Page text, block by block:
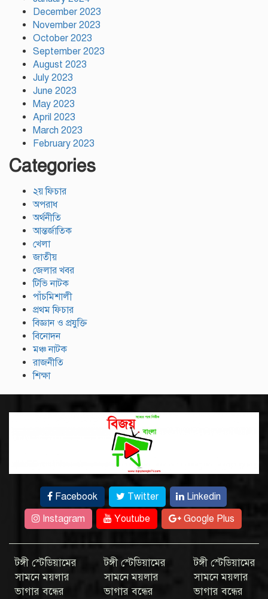
December 2023
November 2023
October 2023
September 2023
August 2023
July 2023
June 2023
May 2023
April 2023
March 2023
February 2023
Categories
২য় ফিচার
অপরাধ
অর্থনীতি
আন্তর্জাতিক
খেলা
জাতীয়
জেলার খবর
টিভি নাটক
পাঁচমিশালী
প্রথম ফিচার
বিজ্ঞান ও প্রযুক্তি
বিনোদন
মঞ্চ নাটক
রাজনীতি
শিক্ষা
Facebook Twitter
Linkedin
Instagram
Youtube Google Plus
টঙ্গী স্টেডিয়ামের
সামনে ময়লার
ভাগার বন্ধের
টঙ্গী স্টেডিয়ামের
সামনে ময়লার
ভাগার বন্ধের
টঙ্গী স্টেডিয়ামের
সামনে ময়লার
ভাগার বন্ধের